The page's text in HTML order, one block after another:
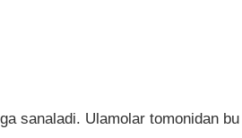
sanaladi. Ulamolar tomonidan